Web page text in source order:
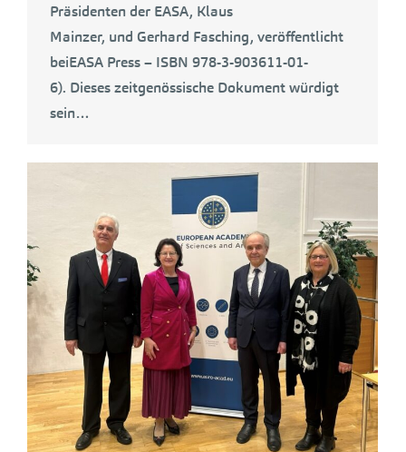
Präsidenten der EASA, Klaus
Mainzer, und Gerhard Fasching, veröffentlicht
beiEASA Press – ISBN 978-3-903611-01-
6). Dieses zeitgenössische Dokument würdigt
sein…